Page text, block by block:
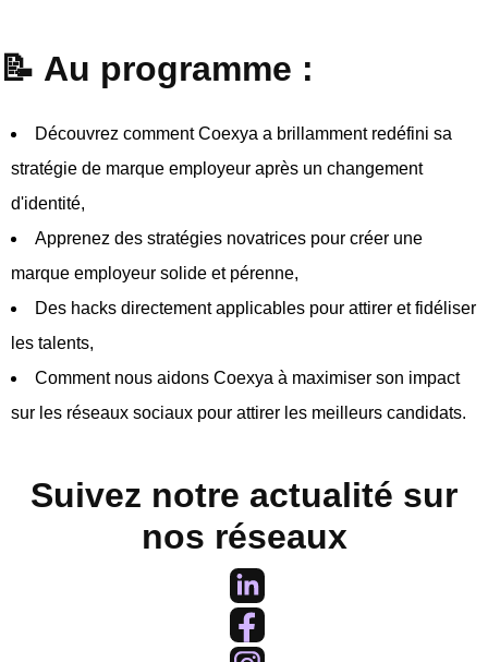
📝 Au programme :
Découvrez comment Coexya a brillamment redéfini sa
stratégie de marque employeur après un changement
d'identité,
Apprenez des stratégies novatrices pour créer une
marque employeur solide et pérenne,
Des hacks directement applicables pour attirer et fidéliser
les talents,
Comment nous aidons Coexya à maximiser son impact
sur les réseaux sociaux pour attirer les meilleurs candidats.
Suivez notre actualité sur
nos réseaux